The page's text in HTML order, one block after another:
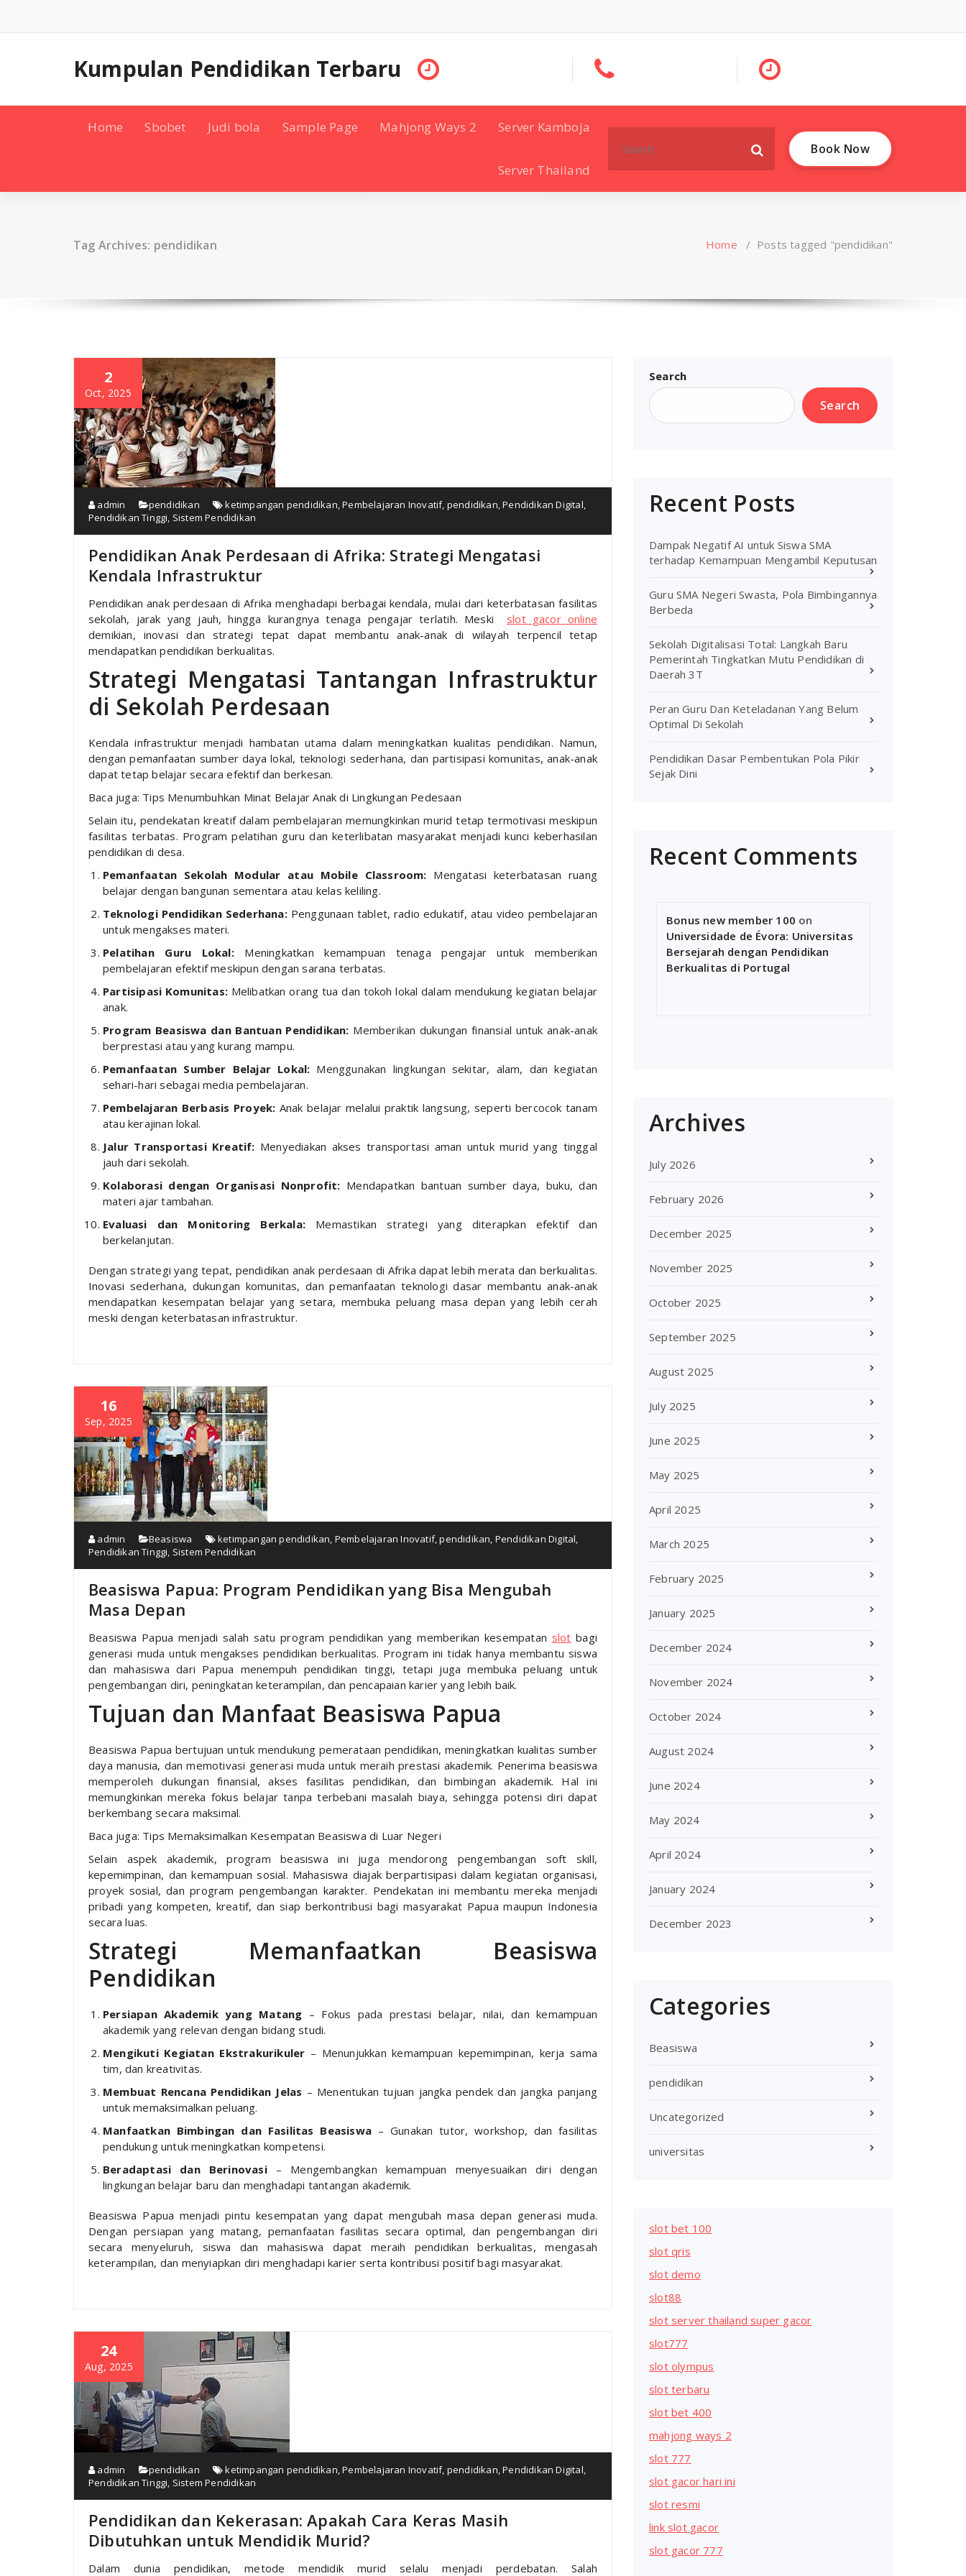
content
Kumpulan Pendidikan Terbaru
Home Sbobet Judi bola Sample Page Mahjong Ways 2 Server Kamboja
Server Thailand
for:
Book Now
Tag Archives: pendidikan Home / Posts tagged "pendidikan"
2
Oct, 2025
admin pendidikan ketimpangan pendidikan,Pembelajaran Inovatif, pendidikan,Pendidikan Digital,
Pendidikan Tinggi, Sistem Pendidikan
Pendidikan Anak Perdesaan di Afrika: Strategi Mengatasi
Kendala Infrastruktur
Pendidikan anak perdesaan di Afrika menghadapi berbagai kendala, mulai dari keterbatasan fasilitas
sekolah, jarak yang jauh, hingga kurangnya tenaga pengajar terlatih. Meski slot gacor online
demikian, inovasi dan strategi tepat dapat membantu anak-anak di wilayah terpencil tetap
mendapatkan pendidikan berkualitas.
Strategi Mengatasi Tantangan Infrastruktur
di Sekolah Perdesaan
Kendala infrastruktur menjadi hambatan utama dalam meningkatkan kualitas pendidikan. Namun,
dengan pemanfaatan sumber daya lokal, teknologi sederhana, dan partisipasi komunitas, anak-anak
dapat tetap belajar secara efektif dan berkesan.
Baca juga: Tips Menumbuhkan Minat Belajar Anak di Lingkungan Pedesaan
Selain itu, pendekatan kreatif dalam pembelajaran memungkinkan murid tetap termotivasi meskipun
fasilitas terbatas. Program pelatihan guru dan keterlibatan masyarakat menjadi kunci keberhasilan
pendidikan di desa.
Pemanfaatan Sekolah Modular atau Mobile Classroom: Mengatasi keterbatasan ruang
belajar dengan bangunan sementara atau kelas keliling.
Teknologi Pendidikan Sederhana:Penggunaan tablet, radio edukatif, atau video pembelajaran
untuk mengakses materi.
Pelatihan Guru Lokal:Meningkatkan kemampuan tenaga pengajar untuk memberikan
pembelajaran efektif meskipun dengan sarana terbatas.
Partisipasi Komunitas:Melibatkan orang tua dan tokoh lokal dalam mendukung kegiatan belajar
anak.
Program Beasiswa dan Bantuan Pendidikan: Memberikan dukungan finansial untuk anak-anak
berprestasi atau yang kurang mampu.
Pemanfaatan Sumber Belajar Lokal: Menggunakan lingkungan sekitar, alam, dan kegiatan
sehari-hari sebagai media pembelajaran.
Pembelajaran Berbasis Proyek: Anak belajar melalui praktik langsung, seperti bercocok tanam
atau kerajinan lokal.
Jalur Transportasi Kreatif: Menyediakan akses transportasi aman untuk murid yang tinggal
jauh dari sekolah.
Kolaborasi dengan Organisasi Nonprofit: Mendapatkan bantuan sumber daya, buku, dan
materi ajar tambahan.
Evaluasi dan Monitoring Berkala: Memastikan strategi yang diterapkan efektif dan
berkelanjutan.
Dengan strategi yang tepat, pendidikan anak perdesaan di Afrika dapat lebih merata dan berkualitas.
Inovasi sederhana, dukungan komunitas, dan pemanfaatan teknologi dasar membantu anak-anak
mendapatkan kesempatan belajar yang setara, membuka peluang masa depan yang lebih cerah
meski dengan keterbatasan infrastruktur.
16
Sep, 2025
admin Beasiswa ketimpangan pendidikan, Pembelajaran Inovatif,pendidikan, Pendidikan Digital,
Pendidikan Tinggi, Sistem Pendidikan
Beasiswa Papua: Program Pendidikan yang Bisa Mengubah
Masa Depan
Beasiswa Papua menjadi salah satu program pendidikan yang memberikan kesempatan slot bagi
generasi muda untuk mengakses pendidikan berkualitas. Program ini tidak hanya membantu siswa
dan mahasiswa dari Papua menempuh pendidikan tinggi, tetapi juga membuka peluang untuk
pengembangan diri, peningkatan keterampilan, dan pencapaian karier yang lebih baik.
Tujuan dan Manfaat Beasiswa Papua
Beasiswa Papua bertujuan untuk mendukung pemerataan pendidikan, meningkatkan kualitas sumber
daya manusia, dan memotivasi generasi muda untuk meraih prestasi akademik. Penerima beasiswa
memperoleh dukungan finansial, akses fasilitas pendidikan, dan bimbingan akademik. Hal ini
memungkinkan mereka fokus belajar tanpa terbebani masalah biaya, sehingga potensi diri dapat
berkembang secara maksimal.
Baca juga: Tips Memaksimalkan Kesempatan Beasiswa di Luar Negeri
Selain aspek akademik, program beasiswa ini juga mendorong pengembangan soft skill,
kepemimpinan, dan kemampuan sosial. Mahasiswa diajak berpartisipasi dalam kegiatan organisasi,
proyek sosial, dan program pengembangan karakter. Pendekatan ini membantu mereka menjadi
pribadi yang kompeten, kreatif, dan siap berkontribusi bagi masyarakat Papua maupun Indonesia
secara luas.
Strategi Memanfaatkan Beasiswa
Pendidikan
Persiapan Akademik yang Matang – Fokus pada prestasi belajar, nilai, dan kemampuan
akademik yang relevan dengan bidang studi.
Mengikuti Kegiatan Ekstrakurikuler – Menunjukkan kemampuan kepemimpinan, kerja sama
tim, dan kreativitas.
Membuat Rencana Pendidikan Jelas – Menentukan tujuan jangka pendek dan jangka panjang
untuk memaksimalkan peluang.
Manfaatkan Bimbingan dan Fasilitas Beasiswa – Gunakan tutor, workshop, dan fasilitas
pendukung untuk meningkatkan kompetensi.
Beradaptasi dan Berinovasi– Mengembangkan kemampuan menyesuaikan diri dengan
lingkungan belajar baru dan menghadapi tantangan akademik.
Beasiswa Papua menjadi pintu kesempatan yang dapat mengubah masa depan generasi muda.
Dengan persiapan yang matang, pemanfaatan fasilitas secara optimal, dan pengembangan diri
secara menyeluruh, siswa dan mahasiswa dapat meraih pendidikan berkualitas, mengasah
keterampilan, dan menyiapkan diri menghadapi karier serta kontribusi positif bagi masyarakat.
24
Aug, 2025
admin pendidikan ketimpangan pendidikan,Pembelajaran Inovatif, pendidikan,Pendidikan Digital,
Pendidikan Tinggi, Sistem Pendidikan
Pendidikan dan Kekerasan: Apakah Cara Keras Masih
Dibutuhkan untuk Mendidik Murid?
Dalam dunia pendidikan, metode mendidik murid selalu menjadi perdebatan. Salah
Search
Search
Recent Posts
Dampak Negatif AI untuk Siswa SMA
terhadap Kemampuan Mengambil Keputusan
Guru SMA Negeri Swasta, Pola Bimbingannya
Berbeda
Sekolah Digitalisasi Total: Langkah Baru
Pemerintah Tingkatkan Mutu Pendidikan di
Daerah 3T
Peran Guru Dan Keteladanan Yang Belum
Optimal Di Sekolah
Pendidikan Dasar Pembentukan Pola Pikir
Sejak Dini
Recent Comments
Bonus new member 100 on
Universidade de Évora: Universitas
Bersejarah dengan Pendidikan
Berkualitas di Portugal
Archives
July 2026
February 2026
December 2025
November 2025
October 2025
September 2025
August 2025
July 2025
June 2025
May 2025
April 2025
March 2025
February 2025
January 2025
December 2024
November 2024
October 2024
August 2024
June 2024
May 2024
April 2024
January 2024
December 2023
Categories
Beasiswa
pendidikan
Uncategorized
universitas
slot bet 100
slot qris
slot demo
slot88
slot server thailand super gacor
slot777
slot olympus
slot terbaru
slot bet 400
mahjong ways 2
slot 777
slot gacor hari ini
slot resmi
link slot gacor
slot gacor 777